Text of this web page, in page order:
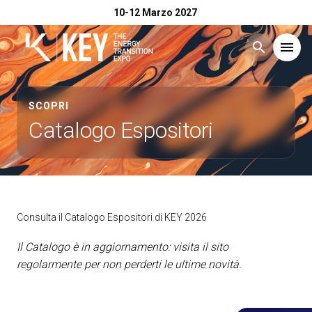
10-12 Marzo 2027
search menu
Menù arrow_right
Esponi arrow_right
Eventi
SCOPRI
Catalogo Espositori
Consulta il Catalogo Espositori di KEY 2026
Il Catalogo è in aggiornamento: visita il sito
regolarmente per non perderti le ultime novità.